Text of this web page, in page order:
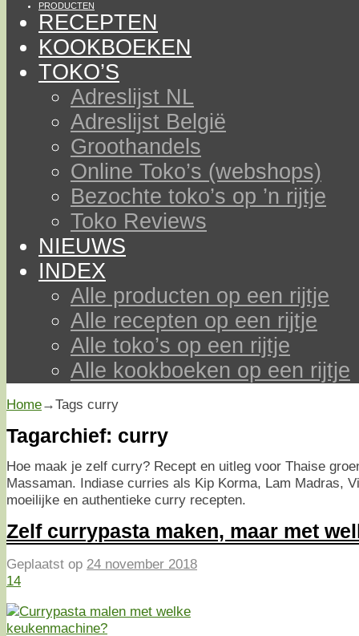
PRODUCTEN
RECEPTEN
KOOKBOEKEN
TOKO’S
Adreslijst NL
Adreslijst België
Groothandels
Online Toko’s (webshops)
Bezochte toko’s op ’n rijtje
Toko Reviews
NIEUWS
INDEX
Alle producten op een rijtje
Alle recepten op een rijtje
Alle toko’s op een rijtje
Alle kookboeken op een rijtje
Home→Tags curry
Tagarchief: curry
Hoe maak je zelf curry? Recept en uitleg voor Thaise
Massaman. Indiase curries als Kip Korma, Lam Madras,
moeilijke en authentieke curry recepten.
Zelf currypasta maken, maar met
Geplaatst op 24 november 2018
14